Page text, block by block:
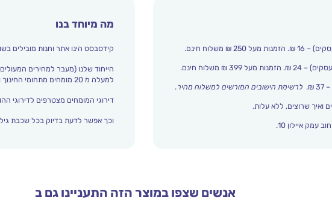
לרשימת הישובים המורשים למשלוח מהיר.
ואיך שרוצים, ללא עלות.
עמק איילון 10.
מה מיוחד בנו
קידסבסט הינו אתר וחנות מובילים
הייחוד שלנו (מעבר למחירים
למעלה מ 20 מומחים מתחומי החינוך והתפתחות הילד מדרגים אצלנו כל הזמן את עולם הילדים.
דירוגי המומחים מצטרפים לדירוגי
וכך אפשר לדעת בדיוק בכל שכבת
אנשים שצפו במוצר הזה התעניינו גם ב